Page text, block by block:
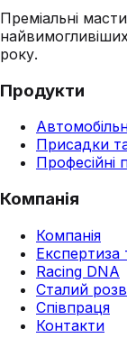
Преміальні
року.
Продукти
Присадки
Професійні
Компанія
Компанія
Експертиза
Racing DNA
Сталий
Співпраця
Контакти